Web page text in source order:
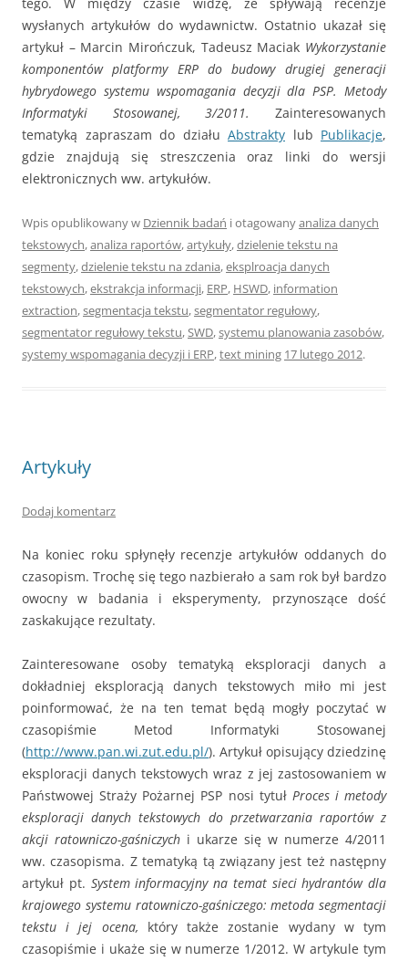
wysłanych artykułów do wydawnictw. Ostatnio ukazał się
artykuł – Marcin Mirończuk, Tadeusz Maciak Wykorzystanie
komponentów platformy ERP do budowy drugiej generacji
hybrydowego systemu wspomagania decyzji dla PSP. Metody
Informatyki Stosowanej, 3/2011. Zainteresowanych
tematyką zapraszam do działu Abstrakty lub Publikacje,
gdzie znajdują się streszczenia oraz linki do wersji
elektronicznych ww. artykułów.
Wpis opublikowany w Dziennik badań i otagowanyanaliza danych
tekstowych,analiza raportów,artykuły,dzielenie tekstu na
segmenty,dzielenie tekstu na zdania,eksplroacja danych
tekstowych,ekstrakcja informacji, ERP, HSWD, information
extraction,segmentacja tekstu,segmentator regułowy,
segmentator regułowy tekstu,SWD,systemu planowania zasobów,
systemy wspomagania decyzji i ERP,text mining 17 lutego 2012.
Artykuły
Dodaj komentarz
Na koniec roku spłynęły recenzje artykułów oddanych do
czasopism. Trochę się tego nazbierało a sam rok był bardzo
owocny w badania i eksperymenty, przynoszące dość
zaskakujące rezultaty.
Zainteresowane osoby tematyką eksploracji danych a
dokładniej eksploracją danych tekstowych miło mi jest
poinformować, że na ten temat będą mogły poczytać w
czasopiśmie Metod Informatyki Stosowanej
(http://www.pan.wi.zut.edu.pl/). Artykuł opisujący dziedzinę
eksploracji danych tekstowych wraz z jej zastosowaniem w
Państwowej Straży Pożarnej PSP nosi tytułProces i metody
eksploracji danych tekstowych do przetwarzania raportów z
akcji ratowniczo-gaśniczych i ukarze się w numerze 4/2011
ww. czasopisma. Z tematyką tą związany jest też następny
artykuł pt. System informacyjny na temat sieci hydrantów dla
krajowego systemu ratowniczo-gaśniczego: metoda segmentacji
tekstu i jej ocena, który także zostanie wydany w tym
czasopiśmie i ukaże się w numerze 1/2012. W artykule tym